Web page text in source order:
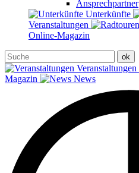
Ansprechpartner
Unterkünfte
Veranstaltungen
Online-Magazin
Veranstaltungen
Magazin
News